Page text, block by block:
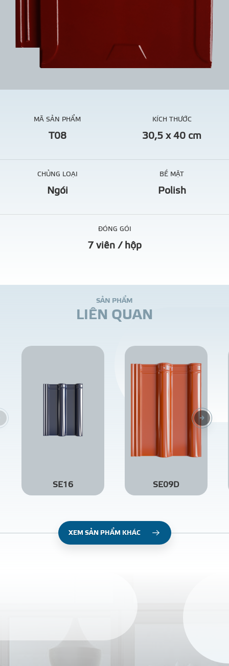
MÃ SẢN PHẨM
T08
KÍCH THƯỚC
30,5 x 40 cm
CHỦNG LOẠI
Ngói
BỀ MẶT
Polish
ĐÓNG GÓI
7 viên / hộp
SẢN PHẨM
LIÊN QUAN
SE16 SE09D
XEM SẢN PHẨM KHÁC